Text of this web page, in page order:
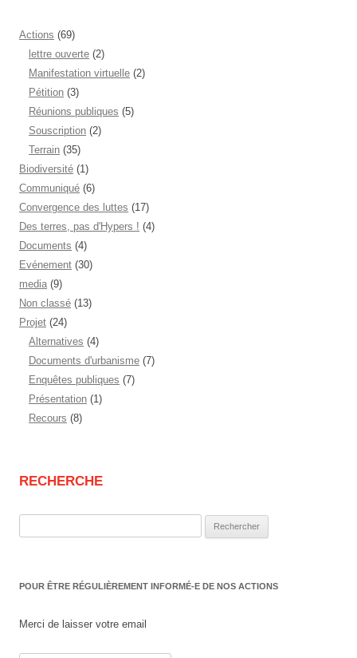
Actions (69)
lettre ouverte (2)
Manifestation virtuelle (2)
Pétition (3)
Réunions publiques (5)
Souscription (2)
Terrain (35)
Biodiversité (1)
Communiqué (6)
Convergence des luttes (17)
Des terres, pas d'Hypers ! (4)
Documents (4)
Evénement (30)
media (9)
Non classé (13)
Projet (24)
Alternatives (4)
Documents d'urbanisme (7)
Enquêtes publiques (7)
Présentation (1)
Recours (8)
RECHERCHE
POUR ÊTRE RÉGULIÈREMENT INFORMÉ-E DE NOS ACTIONS
Merci de laisser votre email